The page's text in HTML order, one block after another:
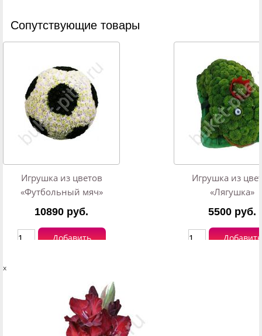
Cопутствующие товары
Игрушка из цветов
«Футбольный мяч»
Добавить
10890 руб.
Игрушка из
«Лягушка»
Добавить
5500 руб.
x